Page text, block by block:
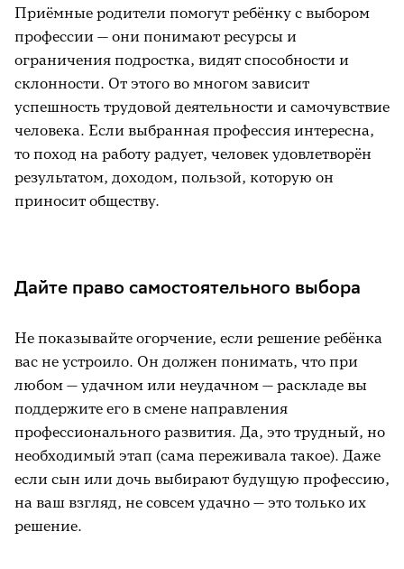
Приёмные родители помогут ребёнку с выбором
профессии — они понимают ресурсы и
ограничения подростка, видят способности и
склонности. От этого во многом зависит
успешность трудовой деятельности и самочувствие
человека. Если выбранная профессия интересна,
то поход на работу радует, человек удовлетворён
результатом, доходом, пользой, которую он
приносит обществу.
Дайте право самостоятельного выбора
Не показывайте огорчение, если решение ребёнка
вас не устроило. Он должен понимать, что при
любом — удачном или неудачном — раскладе вы
поддержите его в смене направления
профессионального развития. Да, это трудный, но
необходимый этап (сама переживала такое). Даже
если сын или дочь выбирают будущую профессию,
на ваш взгляд, не совсем удачно — это только их
решение.